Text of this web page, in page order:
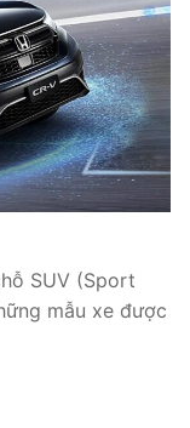
SUV (Sport
mẫu xe được